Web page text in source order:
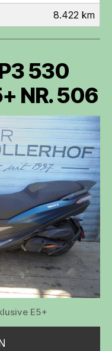
8.422 km
530
NR. 506
E5+